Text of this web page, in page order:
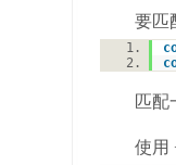
要匹配
匹配一
使用